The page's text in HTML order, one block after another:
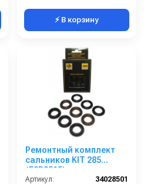
⚡ В корзину
Ремонтный комплект
сальников KIT 285
(E3B2515)
Артикул:
34028501